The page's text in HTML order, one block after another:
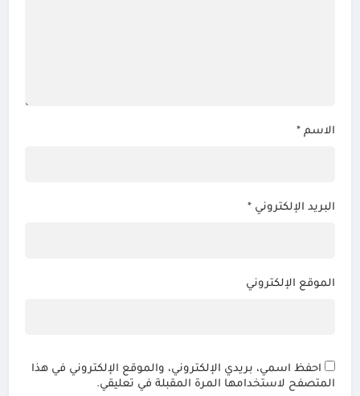
الاسم *
البريد الإلكتروني *
الموقع الإلكتروني
احفظ اسمي، بريدي الإلكتروني، والموقع الإلكتروني في هذا
المتصفح لاستخدامها المرة المقبلة في تعليقي.